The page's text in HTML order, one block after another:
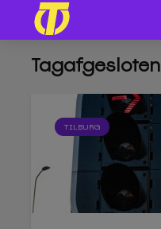
Tagafgesloten
TILBURG